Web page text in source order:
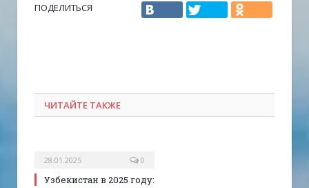
ПОДЕЛИТЬСЯ
ЧИТАЙТЕ ТАКЖЕ
28.01.2025 0
Узбекистан в 2025 году: